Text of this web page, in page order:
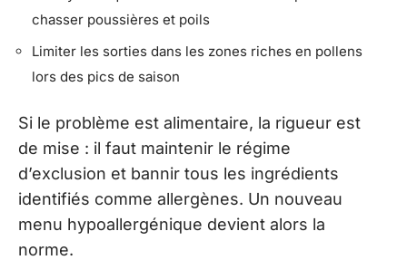
chasser poussières et poils
Limiter les sorties dans les zones riches en pollens
lors des pics de saison
Si le problème est alimentaire, la rigueur est
de mise : il faut maintenir le régime
d’exclusion et bannir tous les ingrédients
identifiés comme allergènes. Un nouveau
menu hypoallergénique devient alors la
norme.